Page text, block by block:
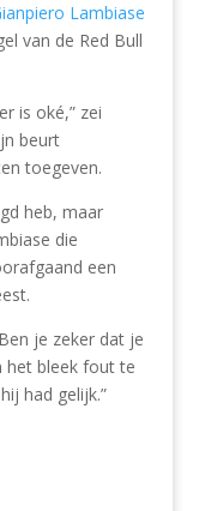
Lambiase
van de Red Bull
is oké,” zei
beurt
toegeven.
heb, maar
die
een
je zeker dat je
het bleek fout te
had gelijk.”